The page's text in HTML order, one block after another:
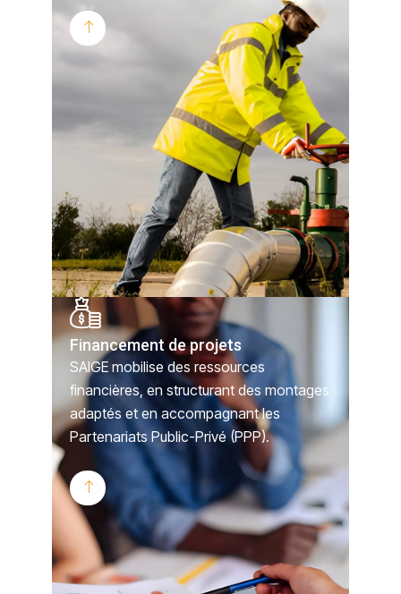
Financement de projets
SAIGE mobilise des ressources
financières, en structurant des montages
adaptés et en accompagnant les
Partenariats Public-Privé (PPP).